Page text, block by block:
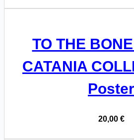
TO THE
CATANIA
Poster
20,00 €